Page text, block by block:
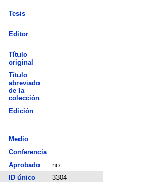
Tesis
Editor
Título
original
Título
abreviado
de la
colección
Edición
Medio
Conferencia
Aprobado
no
ID único 3304